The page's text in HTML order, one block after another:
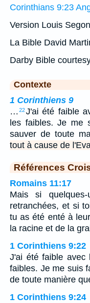
Corinthians 9:23
Version Louis
La Bible David
Darby Bible
Contexte
1 Corinthiens 9
… 22J'ai été faible
les faibles. Je me
sauver de toute
tout à cause de
Références
Romains 11:17
Mais si
retranchées, et si
tu as été enté à
la racine et de la
1 Corinthiens 9:22
J'ai été faible avec
faibles. Je me suis
de toute manière
1 Corinthiens 9:24